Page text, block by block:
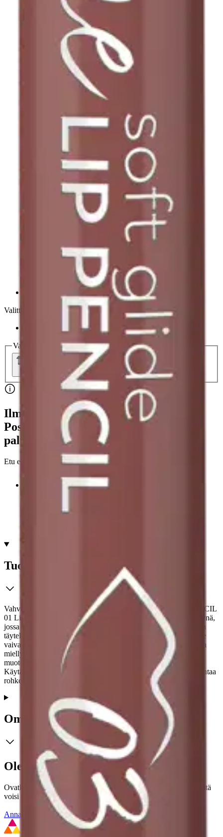
Pout Out Loud Loppu varastosta
Valittu koko: 0,62 G
Loppu varastosta
Valitse toimitustapa
Nouto myymälästä
Toimitus
Ilmainen toimitus yli 100 €:n tilauksille
Postin pakettiautomaattiin tai
palvelupisteeseen!
Etu ei koske Suuri‑lisäpalvelulla toimitettavia tuotteita.
Tuotekuvaus
Vahvista huuliesi ilmettä essence POUTline Soft glide LIP PENCIL
01 Like To Mauve It -huulikynällä. Tämä nudesävyinen huulikynä,
jossa on mauve-sävy, rajaa ja korostaa huulten ääriviivoja antaen
täyteläisemmän lookin. Voidemainen koostumus levittyy huulille
vaivattomasti ja antaa täyden peittävyyden, joka tuntuu sileältä ja
miellyttävältä huulilla. Teroitettava puukynä sopii täydellisesti
muotoiluun ja takaa tarkkuuden ja hallinnan jokaisella vedolla.
Käytätpä sitä yksin tai yhdessä suosikkihuulipunasi kanssa, se antaa
rohkean tarkkuuden ja virheettömän viimeistelyn.
Ominaisuudet
Oletko tyytyväinen tuotetietoihin?
Ovatko tuotetiedot riittävät? Jos tuotetiedoissa on puutteita tai niitä
voisi muuten parantaa, anna palautetta.
Anna palautetta ,Avautuu uuteen välilehteen